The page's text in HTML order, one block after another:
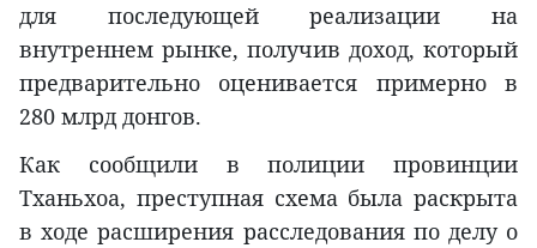
для последующей реализации на
внутреннем рынке, получив доход, который
предварительно оценивается примерно в
280 млрд донгов.
Как сообщили в полиции провинции
Тханьхоа, преступная схема была раскрыта
в ходе расширения расследования по делу о